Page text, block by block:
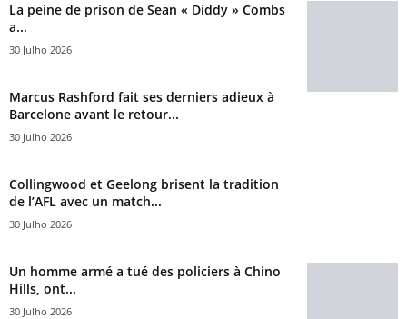
La peine de prison de Sean « Diddy » Combs
a...
30 Julho 2026
Marcus Rashford fait ses derniers adieux à
Barcelone avant le retour...
30 Julho 2026
Collingwood et Geelong brisent la tradition
de l’AFL avec un match...
30 Julho 2026
Un homme armé a tué des policiers à Chino
Hills, ont...
30 Julho 2026